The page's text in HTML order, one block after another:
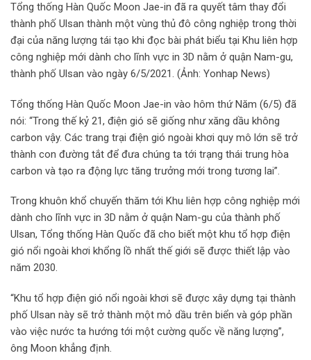
Tổng thống Hàn Quốc Moon Jae-in đã ra quyết tâm thay đổi
thành phố Ulsan thành một vùng thủ đô công nghiệp trong thời
đại của năng lượng tái tạo khi đọc bài phát biểu tại Khu liên hợp
công nghiệp mới dành cho lĩnh vực in 3D nằm ở quận Nam-gu,
thành phố Ulsan vào ngày 6/5/2021. (Ảnh: Yonhap News)
Tổng thống Hàn Quốc Moon Jae-in vào hôm thứ Năm (6/5) đã
nói: “Trong thế kỷ 21, điện gió sẽ giống như xăng dầu không
carbon vậy. Các trang trại điện gió ngoài khơi quy mô lớn sẽ trở
thành con đường tắt để đưa chúng ta tới trạng thái trung hòa
carbon và tạo ra động lực tăng trưởng mới trong tương lai”.
Trong khuôn khổ chuyến thăm tới Khu liên hợp công nghiệp mới
dành cho lĩnh vực in 3D nằm ở quận Nam-gu của thành phố
Ulsan, Tổng thống Hàn Quốc đã cho biết một khu tổ hợp điện
gió nổi ngoài khơi khổng lồ nhất thế giới sẽ được thiết lập vào
năm 2030.
“Khu tổ hợp điện gió nổi ngoài khơi sẽ được xây dựng tại thành
phố Ulsan này sẽ trở thành một mỏ dầu trên biển và góp phần
vào việc nước ta hướng tới một cường quốc về năng lượng”,
ông Moon khẳng định.